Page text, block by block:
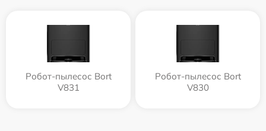
Робот-пылесос Bort
V831
Робот-пылесос Bort
V830